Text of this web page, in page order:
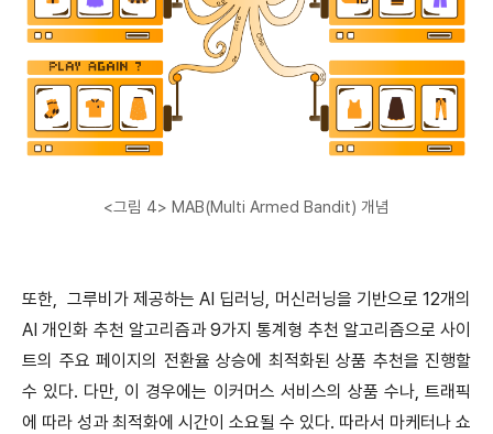
<그림 4> MAB(Multi Armed Bandit) 개념
또한, 그루비가 제공하는 AI 딥러닝, 머신러닝을 기반으로 12개의
AI 개인화 추천 알고리즘과 9가지 통계형 추천 알고리즘으로 사이
트의 주요 페이지의 전환율 상승에 최적화된 상품 추천을 진행할
수 있다. 다만, 이 경우에는 이커머스 서비스의 상품 수나, 트래픽
에 따라 성과 최적화에 시간이 소요될 수 있다. 따라서 마케터나 쇼